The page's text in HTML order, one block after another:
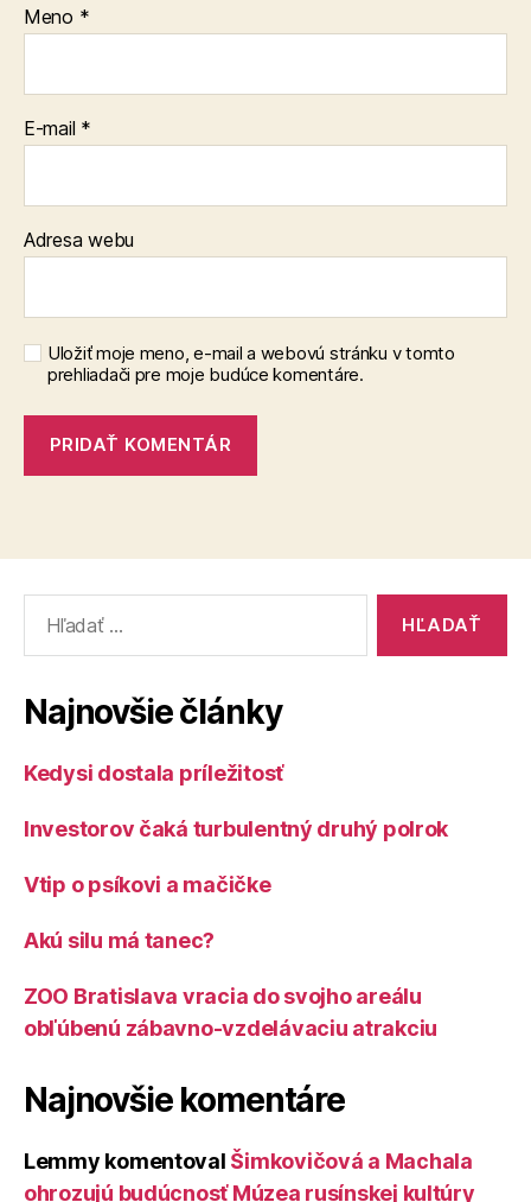
Meno *
E-mail *
Adresa webu
Uložiť moje meno, e-mail a webovú stránku v tomto
prehliadači pre moje budúce komentáre.
Najnovšie články
Kedysi dostala príležitosť
Investorov čaká turbulentný druhý polrok
Vtip o psíkovi a mačičke
Akú silu má tanec?
ZOO Bratislava vracia do svojho areálu
obľúbenú zábavno-vzdelávaciu atrakciu
Najnovšie komentáre
Lemmy komentoval Šimkovičová a Machala
ohrozujú budúcnosť Múzea rusínskej kultúry